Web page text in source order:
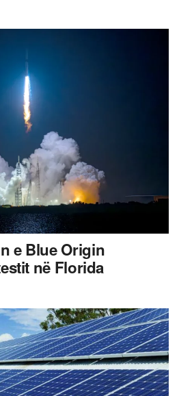
e Blue Origin
në Florida